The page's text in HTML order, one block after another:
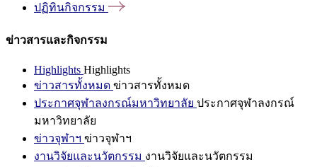
ปฏิทินกิจกรรม
ข่าวสารและกิจกรรม
Highlights Highlights
ข่าวสารทั้งหมด ข่าวสารทั้งหมด
ประกาศจุฬาลงกรณ์มหาวิทยาลัย ประกาศจุฬาลงกรณ์
มหาวิทยาลัย
ข่าวจุฬาฯ ข่าวจุฬาฯ
งานวิจัยและนวัตกรรม งานวิจัยและนวัตกรรม